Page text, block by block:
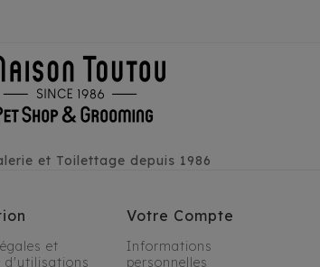
et Toilettage depuis 1986
et
d'utilisations
Votre Compte
Informations
personnelles